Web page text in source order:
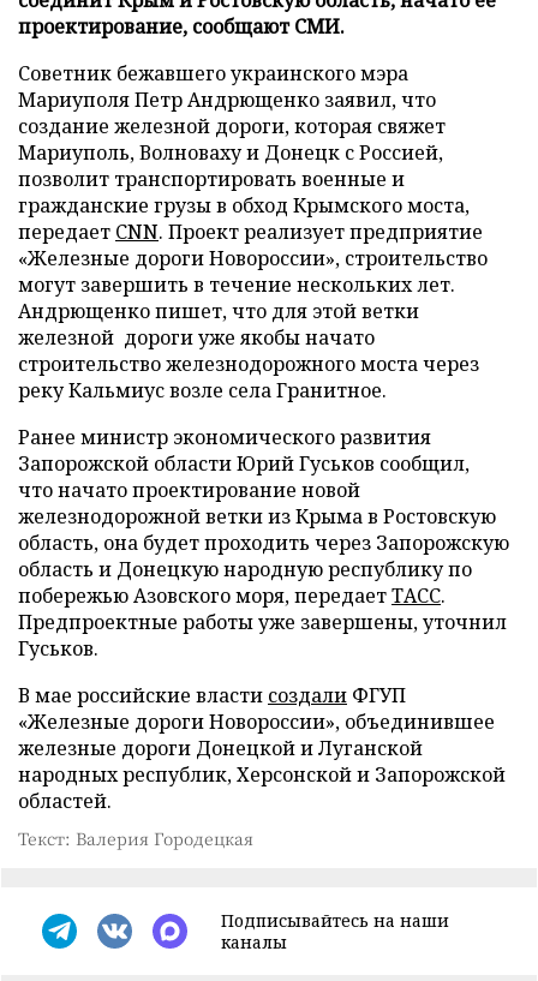
проектирование, сообщают СМИ.
Советник бежавшего украинского мэра
Мариуполя Петр Андрющенко заявил, что
создание железной дороги, которая свяжет
Мариуполь, Волноваху и Донецк с Россией,
позволит транспортировать военные и
гражданские грузы в обход Крымского моста,
передает CNN. Проект реализует предприятие
«Железные дороги Новороссии», строительство
могут завершить в течение нескольких лет.
Андрющенко пишет, что для этой ветки
железной дороги уже якобы начато
строительство железнодорожного моста через
реку Кальмиус возле села Гранитное.
Ранее министр экономического развития
Запорожской области Юрий Гуськов сообщил,
что начато проектирование новой
железнодорожной ветки из Крыма в Ростовскую
область, она будет проходить через Запорожскую
область и Донецкую народную республику по
побережью Азовского моря, передаетТАСС.
Предпроектные работы уже завершены, уточнил
Гуськов.
В мае российские власти создали ФГУП
«Железные дороги Новороссии», объединившее
железные дороги Донецкой и Луганской
народных республик, Херсонской и Запорожской
областей.
Текст: Валерия Городецкая
Подписывайтесь на наши
каналы